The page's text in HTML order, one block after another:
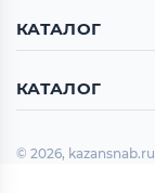
КАТАЛОГ
КАТАЛОГ
© 2026, kazansnab.ru